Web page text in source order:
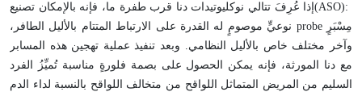
(ASO):إذا عُرِفَ تتالي نوكليوتيدات دنا قرب طفرة ما، فإنه بالإمكان تصنيع
مِسْبَرٍ probe نوعيٍّ موصومٍ له القدرة على الارتباط المتتام بالأليل الطافر،
وآخر مختلف خاص بالأليل النظامي. وبعد تنفيذ عملية تهجين هذه المسابر
مع دنا المورثة، فإنه يمكن الحصول على بصمة فلورةٍ مناسبة تُميِّزُ الفرد
السليم من المريض المتماثل اللواقح من متخالف اللواقح بالنسبة لداء الدم